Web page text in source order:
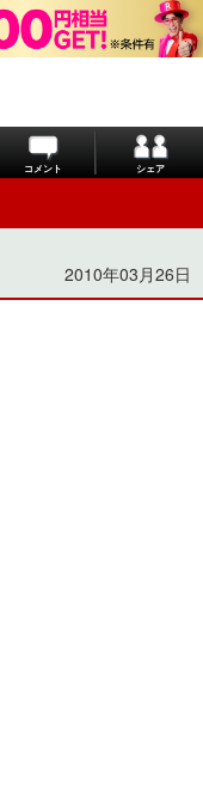
コメント シェア
2010年03月26日